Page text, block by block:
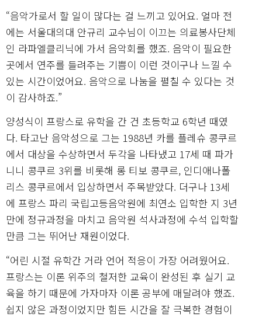
“음악가로서 할 일이 많다는 걸 느끼고 있어요. 얼마 전
에는 서울대의대 안규리 교수님이 이끄는 의료봉사단체
인 라파엘클리닉에 가서 음악회를 했죠. 음악이 필요한
곳에서 연주를 들려주는 기쁨이 이런 것이구나 느낄 수
있는 시간이었어요. 음악으로 나눔을 펼칠 수 있다는 것
이 감사하죠.”
양성식이 프랑스로 유학을 간 건 초등학교 6학년 때였
다. 타고난 음악성으로 그는 1988년 카를 플레슈 콩쿠르
에서 대상을 수상하면서 두각을 나타냈고 17세 때 파가
니니 콩쿠르 3위를 비롯해 롱 티보 콩쿠르, 인디애나폴
리스 콩쿠르에서 입상하면서 주목받았다. 더구나 13세
에 프랑스 파리 국립고등음악원에 최연소 입학한 지 3년
만에 정규과정을 마치고 음악원 석사과정에 수석 입학할
만큼 그는 뛰어난 재원이었다.
“어린 시절 유학간 거라 언어 적응이 가장 어려웠어요.
프랑스는 이론 위주의 철저한 교육이 완성된 후 실기 교
육을 하기 때문에 가자마자 이론 공부에 매달려야 했죠.
쉽지 않은 과정이었지만 힘든 시간을 잘 극복한 경험이